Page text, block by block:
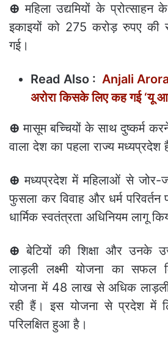
⊕ महिला उद्यमियों के
इकाइयों को 275 करोड़ रुपए की
गई।
Read Also : Anjali
अरोरा किसके लिए कह गई ‘यू
⊕ मासूम बच्चियों के साथ दुष्कर्म
वाला देश का पहला राज्य मध्यप्रदेश
⊕ मध्यप्रदेश में महिलाओं से जोर-
फुसला कर विवाह और धर्म
धार्मिक स्वतंत्रता अधिनियम लागू
⊕ बेटियों की शिक्षा और उनके
लाड़ली लक्ष्मी योजना का सफल
योजना में 48 लाख से अधिक लाड़ली
रही हैं। इस योजना से प्रदेश में
परिलक्षित हुआ है।